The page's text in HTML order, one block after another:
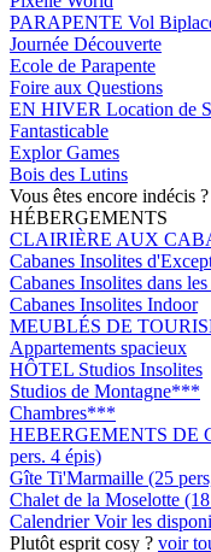
PARAPENTE Vol
Journée Découverte
Ecole de Parapente
Foire aux Questions
EN HIVER Location de
Fantasticable
Explor Games
Bois des Lutins
Vous êtes encore indécis ?
HÉBERGEMENTS
CLAIRIÈRE AUX
Cabanes Insolites
Cabanes Insolites dans
Cabanes Insolites Indoor
MEUBLÉS DE
Appartements spacieux
HÔTEL Studios Insolites
Studios de Montagne***
Chambres***
HEBERGEMENTS DE
pers. 4 épis)
Gîte Ti'Marmaille (25
Chalet de la Moselotte
CalendrierVoir les
Plutôt esprit cosy ? voir